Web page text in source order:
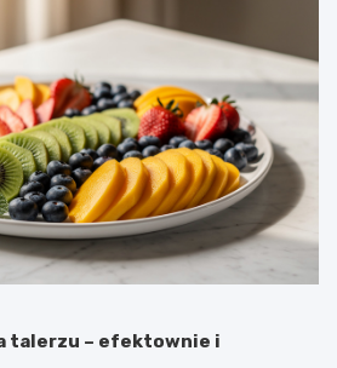
talerzu – efektownie i